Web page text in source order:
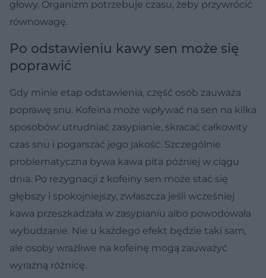
głowy. Organizm potrzebuje czasu, żeby przywrócić
równowagę.
Po odstawieniu kawy sen może się
poprawić
Gdy minie etap odstawienia, część osób zauważa
poprawę snu. Kofeina może wpływać na sen na kilka
sposobów: utrudniać zasypianie, skracać całkowity
czas snu i pogarszać jego jakość. Szczególnie
problematyczna bywa kawa pita później w ciągu
dnia. Po rezygnacji z kofeiny sen może stać się
głębszy i spokojniejszy, zwłaszcza jeśli wcześniej
kawa przeszkadzała w zasypianiu albo powodowała
wybudzanie. Nie u każdego efekt będzie taki sam,
ale osoby wrażliwe na kofeinę mogą zauważyć
wyraźną różnicę.